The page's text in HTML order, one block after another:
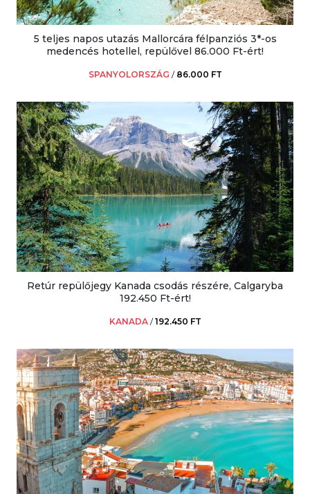
5 teljes napos utazás Mallorcára félpanziós 3*-os
medencés hotellel, repülővel 86.000 Ft-ért!
SPANYOLORSZÁG / 86.000 FT
Retúr repülőjegy Kanada csodás részére, Calgaryba
192.450 Ft-ért!
KANADA /192.450 FT